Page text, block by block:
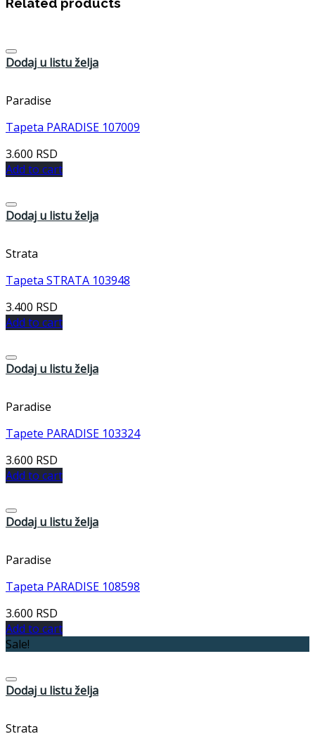
Dodaj u listu želja
Paradise
Tapeta PARADISE 107009
3.600 RSD
Add to cart
Dodaj u listu želja
Strata
Tapeta STRATA 103948
3.400 RSD
Add to cart
Dodaj u listu želja
Paradise
Tapete PARADISE 103324
3.600 RSD
Add to cart
Dodaj u listu želja
Paradise
Tapeta PARADISE 108598
3.600 RSD
Add to cart
Sale!
Dodaj u listu želja
Strata